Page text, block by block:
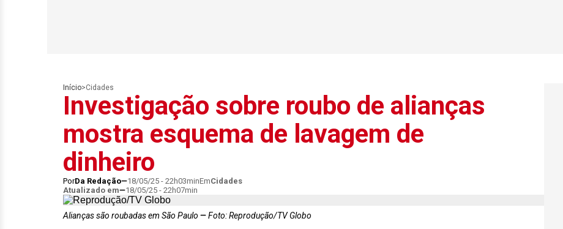
Início>Cidades
Investigação sobre roubo de alianças
mostra esquema de lavagem de
dinheiro
PorDa Redação 18/05/25 - 22h03minEmCidades
Atualizado em
18/05/25 - 22h07min
Alianças são roubadas em São Paulo Foto: Reprodução/TV Globo